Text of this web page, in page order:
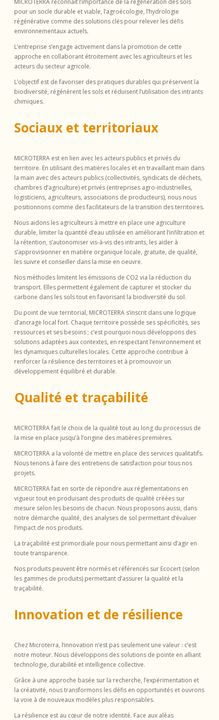
pour un socle durable et viable, l’agroécologie, l’hydrologie
régénérative comme des solutions clés pour relever les défis
environnementaux actuels.
L’entreprise s’engage activement dans la promotion de cette
approche en collaborant étroitement avec les agriculteurs et les
acteurs du secteur agricole.
L’objectif est de favoriser des pratiques durables qui préservent la
biodiversité, régénèrent les sols et réduisent l’utilisation des intrants
chimiques.
Sociaux et territoriaux
MICROTERRA est en lien avec les acteurs publics et privés du
territoire. En utilisant des matières locales et en travaillant main dans
la main avec des acteurs publics (collectivités, syndicats de déchets,
chambres d’agriculture) et privés (entreprises agro-industrielles,
logisticiens, agriculteurs, associations de producteurs), nous nous
positionnons comme des facilitateurs de la transition des territoires.
Nous aidons les agriculteurs à mettre en place une agriculture
durable, limiter la quantité d’eau utilisée en améliorant l’infiltration et
la rétention, s’autonomiser vis-à-vis des intrants, les aider à
s’approvisionner en matière organique locale, gratuite, de qualité,
les suivre et conseiller dans la mise en oeuvre.
Nos méthodes limitent les émissions de CO2 via la réduction du
transport. Elles permettent également de capturer et stocker du
carbone dans les sols tout en favorisant la biodiversité du sol.
Du point de vue territorial, MICROTERRA s’inscrit dans une logique
d’ancrage local fort. Chaque territoire possède ses spécificités, ses
ressources et ses besoins ; c’est pourquoi nous développons des
solutions adaptées aux contextes, en respectant l’environnement et
les dynamiques culturelles locales. Cette approche contribue à
renforcer la résilience des territoires et à promouvoir un
développement équilibré et durable.
Qualité et traçabilité
MICROTERRA fait le choix de la qualité tout au long du processus de
la mise en place jusqu’à l’origine des matières premières.
MICROTERRA a la volonté de mettre en place des services qualitatifs.
Nous tenons à faire des entretiens de satisfaction pour tous nos
projets.
MICROTERRA fait en sorte de répondre aux réglementations en
vigueur tout en produisant des produits de qualité créées sur
mesure selon les besoins de chacun. Nous proposons aussi, dans
notre démarche qualité, des analyses de sol permettant d’évaluer
l’impact de nos produits.
La traçabilité est primordiale pour nous permettant ainsi d’agir en
toute transparence.
Nos produits peuvent être normés et référencés sur Ecocert (selon
les gammes de produits) permettant d’assurer la qualité et la
traçabilité.
Innovation et de résilience
Chez Microterra, l’innovation n’est pas seulement une valeur : c’est
notre moteur. Nous développons des solutions de pointe en alliant
technologie, durabilité et intelligence collective.
Grâce à une approche basée sur la recherche, l’expérimentation et
la créativité, nous transformons les défis en opportunités et ouvrons
la voie à de nouveaux modèles plus responsables.
La résilience est au cœur de notre identité. Face aux aléas